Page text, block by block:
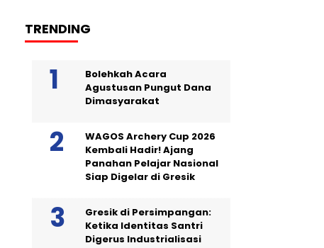
TRENDING
Bolehkah Acara
Agustusan Pungut Dana
Dimasyarakat
WAGOS Archery Cup 2026
Kembali Hadir! Ajang
Panahan Pelajar Nasional
Siap Digelar di Gresik
Gresik di Persimpangan:
Ketika Identitas Santri
Digerus Industrialisasi